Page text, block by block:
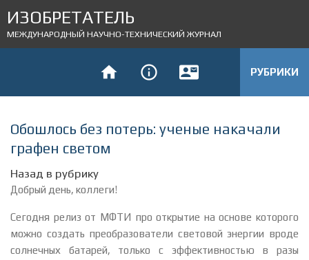
ИЗОБРЕТАТЕЛЬ
МЕЖДУНАРОДНЫЙ НАУЧНО-ТЕХНИЧЕСКИЙ ЖУРНАЛ
РУБРИКИ
Обошлось без потерь: ученые накачали
графен светом
Назад в рубрику
Добрый день, коллеги!
Сегодня релиз от МФТИ про открытие на основе которого
можно создать преобразователи световой энергии вроде
солнечных батарей, только с эффективностью в разы